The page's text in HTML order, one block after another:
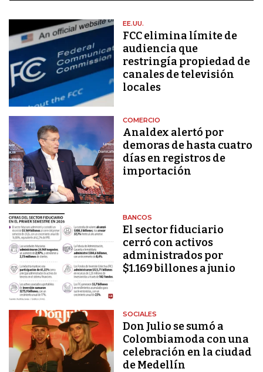
EE.UU.
FCC elimina límite de
audiencia que
restringía propiedad de
canales de televisión
locales
COMERCIO
Analdex alertó por
demoras de hasta cuatro
días en registros de
importación
BANCOS
El sector fiduciario
cerró con activos
administrados por
$1.169 billones a junio
SOCIALES
Don Julio se sumó a
Colombiamoda con una
celebración en la ciudad
de Medellín